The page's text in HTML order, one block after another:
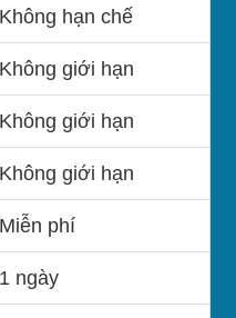
Không hạn chế
Không giới hạn
Không giới hạn
Không giới hạn
Miễn phí
1 ngày